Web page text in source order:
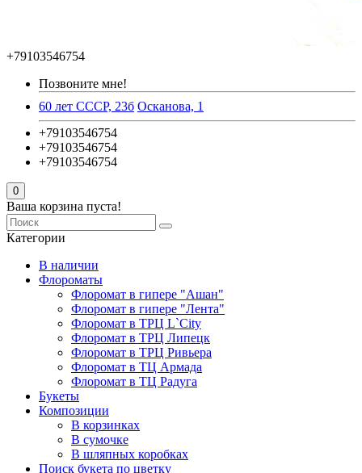
+79103546754
Позвоните мне!
60 лет СССР, 23б Осканова, 1
+79103546754
+79103546754
+79103546754
0
Ваша корзина пуста!
Категории
В наличии
Флороматы
Флоромат в гипере "Ашан"
Флоромат в гипере "Лента"
Флоромат в ТРЦ L`City
Флоромат в ТРЦ Липецк
Флоромат в ТРЦ Ривьера
Флоромат в ТЦ Армада
Флоромат в ТЦ Радуга
Букеты
Композиции
В корзинках
В сумочке
В шляпных коробках
Поиск букета по цветку